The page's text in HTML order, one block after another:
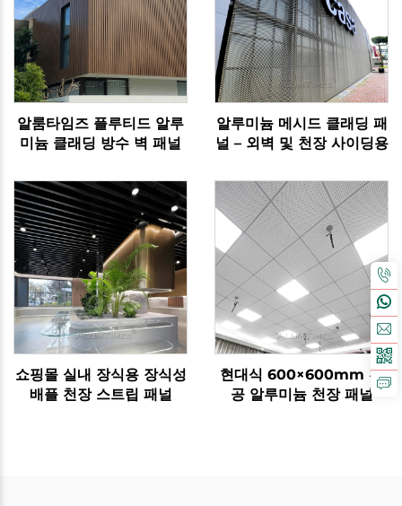
알룸타임즈 플루티드 알루
미늄 클래딩 방수 벽 패널
알루미늄 메시드 클래딩 패
널 – 외벽 및 천장 사이딩용
쇼핑몰 실내 장식용 장식성
배플 천장 스트립 패널
현대식 600×600mm 천
공 알루미늄 천장 패널